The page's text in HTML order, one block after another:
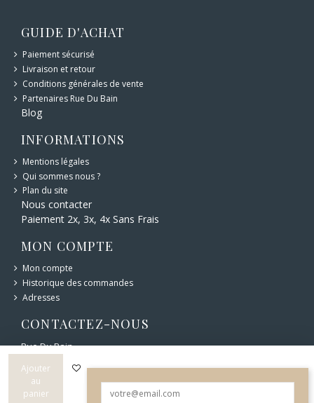
Ajouter
au
panier
GUIDE D'ACHAT
Paiement sécurisé
Livraison et retour
Conditions générales de vente
Partenaires Rue Du Bain
Blog
INFORMATIONS
Mentions légales
Qui sommes nous ?
Plan du site
Nous contacter
Paiement 2x, 3x, 4x Sans Frais
MON COMPTE
Mon compte
Historique des commandes
Adresses
CONTACTEZ-NOUS
Rue Du Bain
6 bd Carnot 12400 Saint-Affrique
05 65 49 44 76